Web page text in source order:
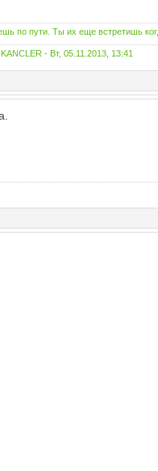
по пути. Ты их еще встретишь
KANCLER - Вт, 05.11.2013, 13:41